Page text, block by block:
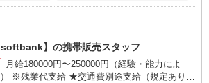
softbank】の携帯販売スタッフ
月給180000円〜250000円（経験・能力によ
※残業代支給 ★交通費別途支給（規定あり）